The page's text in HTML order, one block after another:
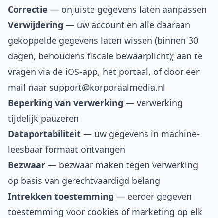
Correctie — onjuiste gegevens laten aanpassen
Verwijdering — uw account en alle daaraan
gekoppelde gegevens laten wissen (binnen 30
dagen, behoudens fiscale bewaarplicht); aan te
vragen via de iOS-app, het portaal, of door een
mail naar support@korporaalmedia.nl
Beperking van verwerking — verwerking
tijdelijk pauzeren
Dataportabiliteit — uw gegevens in machine-
leesbaar formaat ontvangen
Bezwaar — bezwaar maken tegen verwerking
op basis van gerechtvaardigd belang
Intrekken toestemming — eerder gegeven
toestemming voor cookies of marketing op elk